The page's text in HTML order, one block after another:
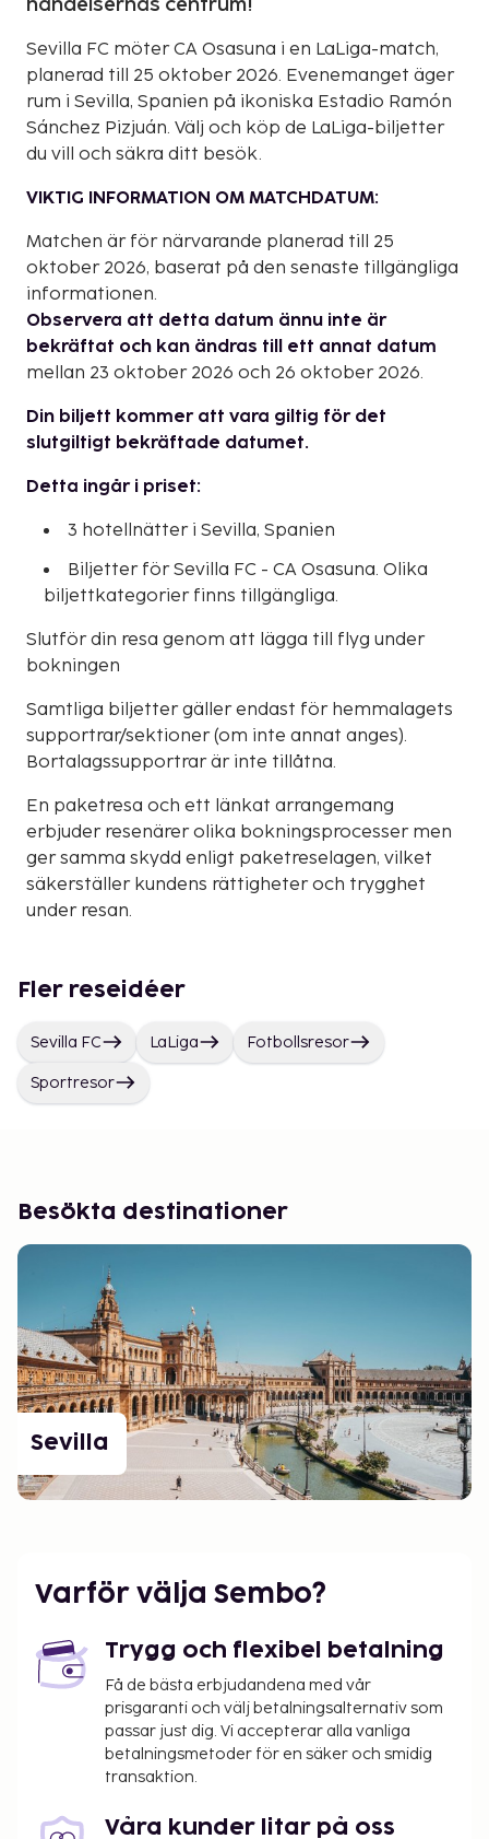
händelsernas centrum!
Sevilla FC möter CA Osasuna i en LaLiga-match,
planerad till 25 oktober 2026. Evenemanget äger
rum i Sevilla, Spanien på ikoniska Estadio Ramón
Sánchez Pizjuán. Välj och köp de LaLiga-biljetter
du vill och säkra ditt besök.
VIKTIG INFORMATION OM MATCHDATUM:
Matchen är för närvarande planerad till 25
oktober 2026, baserat på den senaste tillgängliga
informationen.
Observera att detta datum ännu inte är
bekräftat och kan ändras till ett annat datum
mellan 23 oktober 2026 och 26 oktober 2026.
Din biljett kommer att vara giltig för det
slutgiltigt bekräftade datumet.
Detta ingår i priset:
3 hotellnätter i Sevilla, Spanien
Biljetter för Sevilla FC - CA Osasuna. Olika
biljettkategorier finns tillgängliga.
Slutför din resa genom att lägga till flyg under
bokningen
Samtliga biljetter gäller endast för hemmalagets
supportrar/sektioner (om inte annat anges).
Bortalagssupportrar är inte tillåtna.
En paketresa och ett länkat arrangemang
erbjuder resenärer olika bokningsprocesser men
ger samma skydd enligt paketreselagen, vilket
säkerställer kundens rättigheter och trygghet
under resan.
Fler reseidéer
Sevilla FC LaLiga Fotbollsresor
Sportresor
Besökta destinationer
Sevilla
Varför välja Sembo?
Trygg och flexibel betalning
Få de bästa erbjudandena med vår
prisgaranti och välj betalningsalternativ som
passar just dig. Vi accepterar alla vanliga
betalningsmetoder för en säker och smidig
transaktion.
Våra kunder litar på oss